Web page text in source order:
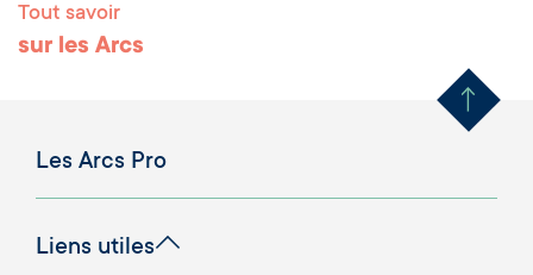
Tout savoir
sur les Arcs Remonter
Les Arcs Pro
Liens utiles